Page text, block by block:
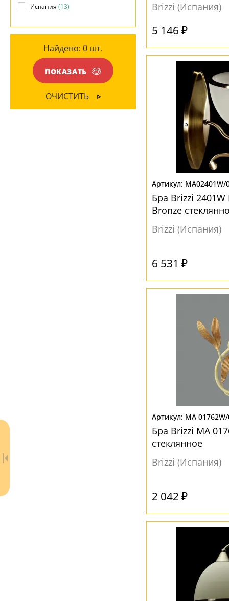
Brizzi (Испания)
5 146 ₽
MA02401W/
Бра Brizzi 2401W
Bronze
Brizzi (Испания)
6 531 ₽
MA 01762W/
Бра Brizzi MA
стеклянное
Brizzi (Испания)
2 042 ₽
ЦВЕТ ПЛАФОНОВ
Бежевый(5)
Белый(11)
ПОВЕРХНОСТЬ
Матовый(1)
Испания (13)
Найдено: 0 шт.
ПОКАЗАТЬ
ОЧИСТИТЬ